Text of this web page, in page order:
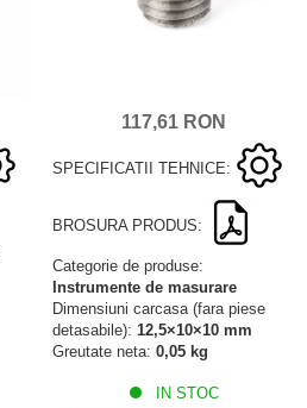
117,61 RON
SPECIFICATII TEHNICE:
BROSURA PRODUS:
Categorie de produse:
Instrumente de masurare
Dimensiuni carcasa (fara piese
detasabile): 12,5×10×10 mm
Greutate neta: 0,05 kg
IN STOC